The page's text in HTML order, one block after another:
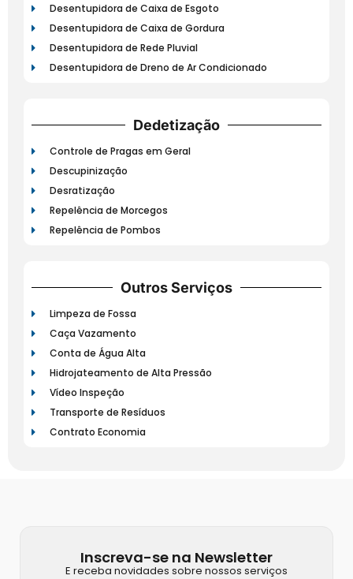
Desentupidora de Caixa de Esgoto
Desentupidora de Caixa de Gordura
Desentupidora de Rede Pluvial
Desentupidora de Dreno de Ar Condicionado
Dedetização
Controle de Pragas em Geral
Descupinização
Desratização
Repelência de Morcegos
Repelência de Pombos
Outros Serviços
Limpeza de Fossa
Caça Vazamento
Conta de Água Alta
Hidrojateamento de Alta Pressão
Vídeo Inspeção
Transporte de Resíduos
Contrato Economia
Inscreva-se na Newsletter
E receba novidades sobre nossos serviços